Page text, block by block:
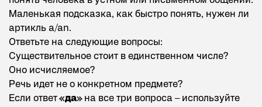
Маленькая подсказка, как быстро понять, нужен ли
артикль a/an.
Ответьте на следующие вопросы:
Существительное стоит в единственном числе?
Оно исчисляемое?
Речь идет не о конкретном предмете?
Если ответ«да» на все три вопроса – используйте